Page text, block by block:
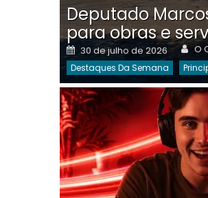
Deputado
para obras e
Posted
on
30 de julho de 2026 O
Destaques Da Semana